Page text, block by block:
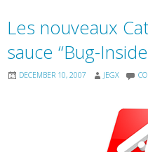
Les nouveaux
sauce “Bug-
DECEMBER 10, 2007 JEGX